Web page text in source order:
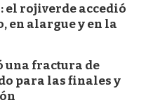
el rojiverde accedió
en alargue y en la
una fractura de
para las finales y